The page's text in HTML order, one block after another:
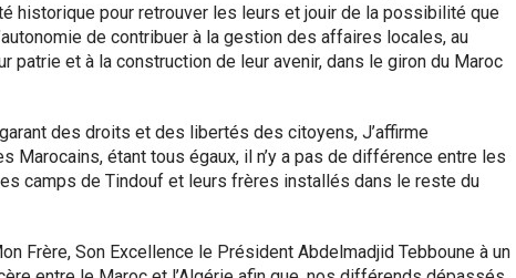
historique pour retrouver les leurs et jouir de la possibilité que
de contribuer à la gestion des affaires locales, au
patrie et à la construction de leur avenir, dans le giron du Maroc
des droits et des libertés des citoyens, J’affirme
Marocains, étant tous égaux, il n’y a pas de différence entre les
camps de Tindouf et leurs frères installés dans le reste du
Frère, Son Excellence le Président Abdelmadjid Tebboune à un